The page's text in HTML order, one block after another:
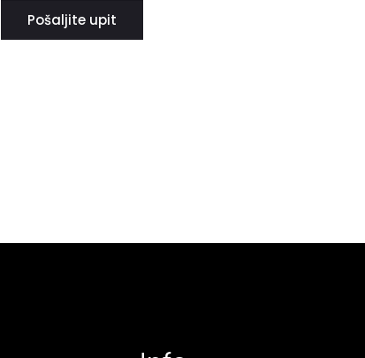
Pošaljite upit